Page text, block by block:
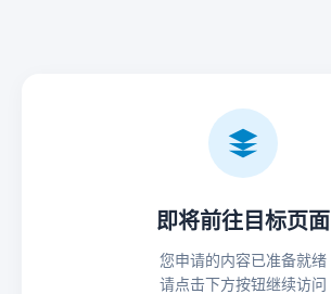
即将前往目标页面
您申请的内容已准备就绪
请点击下方按钮继续访问